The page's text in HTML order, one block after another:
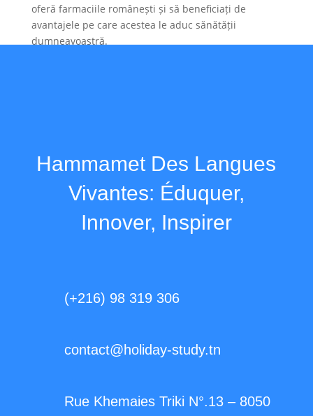
oferă farmaciile românești și să beneficiați de
avantajele pe care acestea le aduc sănătății
dumneavoastră.
Hammamet Des Langues
Vivantes: Éduquer,
Innover, Inspirer
(+216) 98 319 306
contact@holiday-study.tn
Rue Khemaies Triki N°.13 – 8050